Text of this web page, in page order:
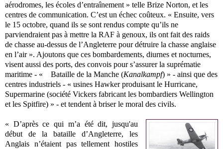
aérodromes, les écoles d’entraînement » telle Brize Norton, et les
centres de communication. C’est un échec coûteux. « Ensuite, vers
le 15 octobre, quand ils se sont rendus compte qu’ils ne
parviendraient pas à mettre la RAF à genoux, ils ont fait des raids
de chasse au-dessus de l’Angleterre pour détruire la chasse anglaise
en l’air ». Ajoutons que ces bombardements, diurnes et nocturnes,
visent aussi des ports, des convois pour s’assurer la suprématie
maritime - « Bataille de la Manche (Kanalkampf) » - ainsi que des
centres industriels - « usines Hawker produisant le Hurricane,
Supermarine (société Vickers fabricant les bombardiers Wellington
et les Spitfire) » - et tendent à briser le moral des civils.
« D’après ce qui m’a été dit, jusqu'au
début de la bataille d’Angleterre, les
Anglais n’étaient pas tellement hostiles